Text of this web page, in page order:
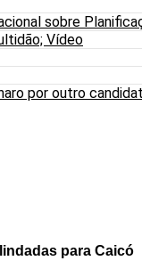
sobre
Vídeo
por outro
para Caicó